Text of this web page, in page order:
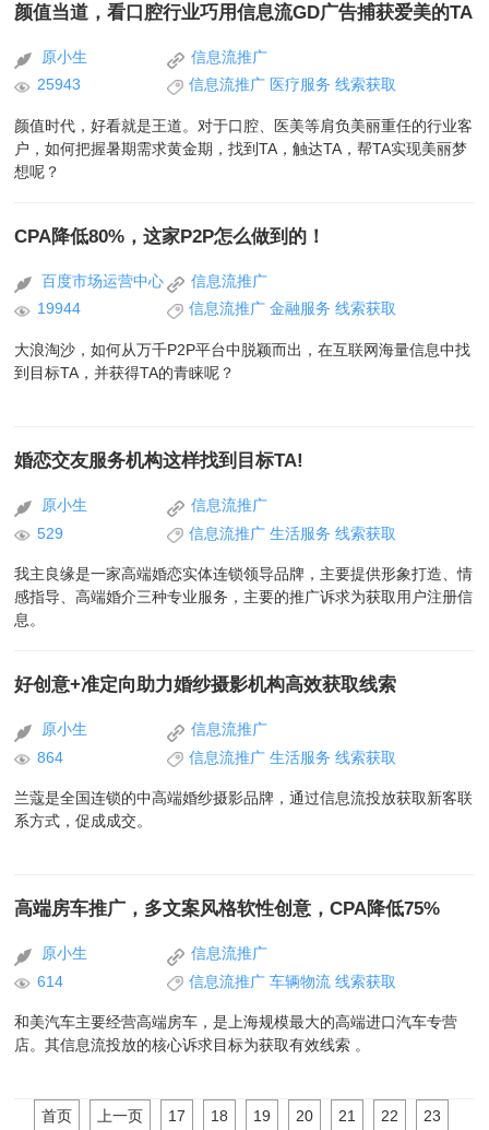
颜值当道，看口腔行业巧用信息流GD广告捕获爱美的TA
原小生
信息流推广
25943
信息流推广 医疗服务 线索获取
颜值时代，好看就是王道。对于口腔、医美等肩负美丽重任的行业客
户，如何把握暑期需求黄金期，找到TA，触达TA，帮TA实现美丽梦
想呢？
CPA降低80%，这家P2P怎么做到的！
百度市场运营中心
信息流推广
19944
信息流推广 金融服务 线索获取
大浪淘沙，如何从万千P2P平台中脱颖而出，在互联网海量信息中找
到目标TA，并获得TA的青睐呢？
婚恋交友服务机构这样找到目标TA!
原小生
信息流推广
529
信息流推广 生活服务 线索获取
​我主良缘是一家高端婚恋实体连锁领导品牌，主要提供形象打造、情
感指导、高端婚介三种专业服务，主要的推广诉求为获取用户注册信
息。
好创意+准定向助力婚纱摄影机构高效获取线索
原小生
信息流推广
864
信息流推广 生活服务 线索获取
兰蔻是全国连锁的中高端婚纱摄影品牌，通过信息流投放获取新客联
系方式，促成成交。
高端房车推广，多文案风格软性创意，CPA降低75%
原小生
信息流推广
614
信息流推广 车辆物流 线索获取
和美汽车主要经营高端房车，是上海规模最大的高端进口汽车专营
店。其信息流投放的核心诉求目标为获取有效线索 。
首页 上一页 17 18 19 20 21 22 23